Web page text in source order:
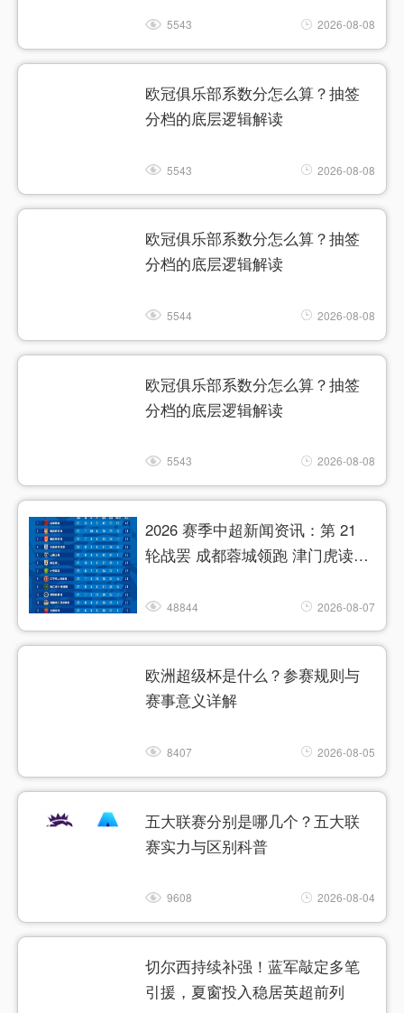
5543 2026-08-08
欧冠俱乐部系数分怎么算？抽签
分档的底层逻辑解读
5543 2026-08-08
欧冠俱乐部系数分怎么算？抽签
分档的底层逻辑解读
5544 2026-08-08
欧冠俱乐部系数分怎么算？抽签
分档的底层逻辑解读
5543 2026-08-08
2026 赛季中超新闻资讯：第 21
轮战罢 成都蓉城领跑 津门虎读秒
48844 2026-08-07
欧洲超级杯是什么？参赛规则与
赛事意义详解
8407 2026-08-05
五大联赛分别是哪几个？五大联
赛实力与区别科普
9608 2026-08-04
切尔西持续补强！蓝军敲定多笔
引援，夏窗投入稳居英超前列